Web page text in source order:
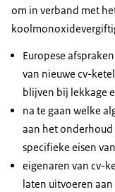
om in verband met
Europese
van nieuwe cv-
blijven bij lekkage
na te gaan welke
aan het
specifieke eisen
eigenaren van cv-
laten uitvoeren